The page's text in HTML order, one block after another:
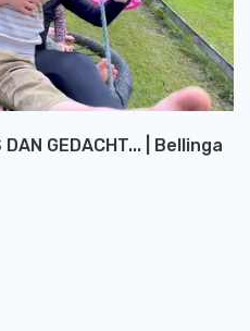
DAN GEDACHT... | Bellinga